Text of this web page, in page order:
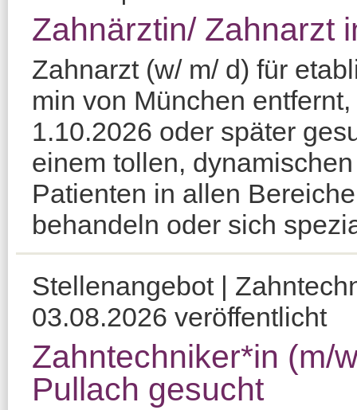
Zahnärztin/ Zahnarzt
Zahnarzt (w/ m/ d) für
min von München
1.10.2026 oder später
einem tollen,
Patienten in allen
behandeln oder sich
Stellenangebot |
03.08.2026 veröffentlicht
Zahntechniker*in (m/
Pullach gesucht